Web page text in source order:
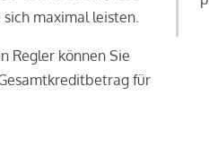
maximal leisten.
Regler können Sie
für